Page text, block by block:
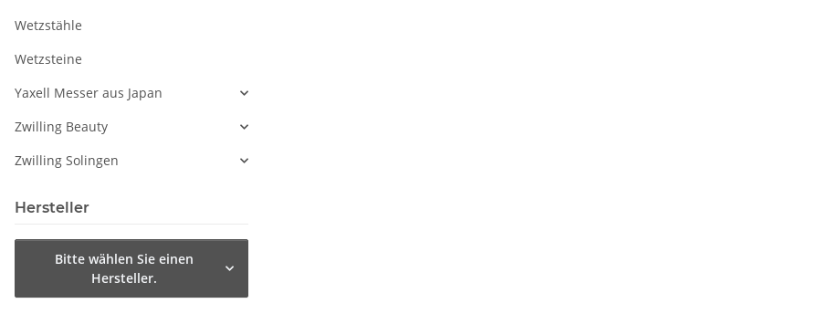
Wetzstähle
Wetzsteine
Yaxell Messer aus Japan
Zwilling Beauty
Zwilling Solingen
Hersteller
Bitte wählen Sie einen
Hersteller.